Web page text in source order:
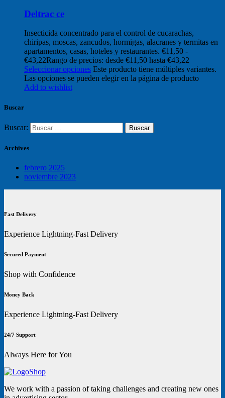
Deltrac ce
Insecticida concentrado para el control de cucarachas,
chiripas, moscas, zancudos, hormigas, alacranes y termitas en
apartamentos, casas, hoteles y restaurantes. €11,50 -
€43,22Rango de precios: desde €11,50 hasta €43,22
Seleccionar opciones Este producto tiene múltiples variantes.
Las opciones se pueden elegir en la página de producto
Add to wishlist
Buscar
Buscar:
Archives
febrero 2025
noviembre 2023
Fast Delivery
Experience Lightning-Fast Delivery
Secured Payment
Shop with Confidence
Money Back
Experience Lightning-Fast Delivery
24/7 Support
Always Here for You
We work with a passion of taking challenges and creating new ones